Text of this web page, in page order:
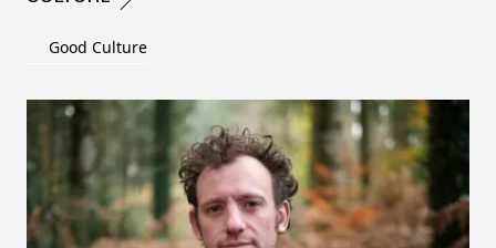
Good Culture